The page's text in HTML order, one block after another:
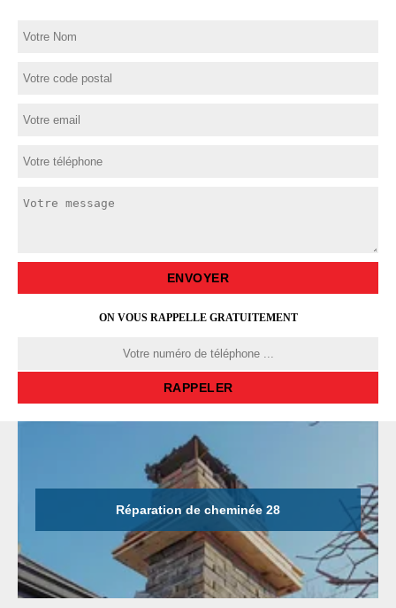
ON VOUS RAPPELLE GRATUITEMENT
Réparation de cheminée 28